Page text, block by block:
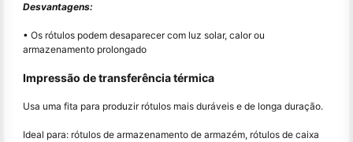
Desvantagens:
• Os rótulos podem desaparecer com luz solar, calor ou
armazenamento prolongado
Impressão de transferência térmica
Usa uma fita para produzir rótulos mais duráveis e de longa duração.
Ideal para: rótulos de armazenamento de armazém, rótulos de caixa